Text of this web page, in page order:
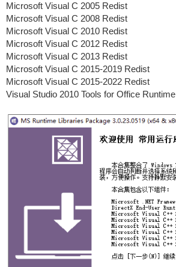
Microsoft Visual C 2005 Redist
Microsoft Visual C 2008 Redist
Microsoft Visual C 2010 Redist
Microsoft Visual C 2012 Redist
Microsoft Visual C 2013 Redist
Microsoft Visual C 2015-2019 Redist
Microsoft Visual C 2015-2022 Redist
Visual Studio 2010 Tools for Office Runtime